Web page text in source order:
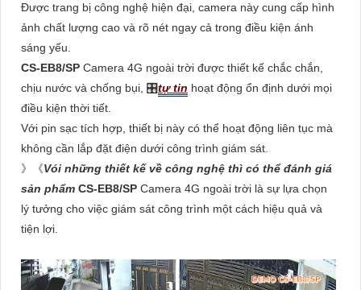
Được trang bị công nghệ hiện đại, camera này cung cấp hình
ảnh chất lượng cao và rõ nét ngay cả trong điều kiện ánh
sáng yếu.
CS-EB8/SP Camera 4G ngoài trời được thiết kế chắc chắn,
chịu nước và chống bụi, 🎛tự tin hoạt động ổn định dưới mọi
điều kiện thời tiết.
Với pin sạc tích hợp, thiết bị này có thể hoạt động liên tục mà
không cần lắp đặt điện dưới công trình giám sát.
》《Vói những thiết kế về công nghệ thì có thể đánh giá
sản phẩm CS-EB8/SP Camera 4G ngoài trời là sự lựa chọn
lý tưởng cho việc giám sát công trình một cách hiệu quả và
tiện lợi.